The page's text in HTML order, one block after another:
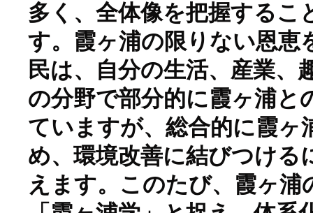
多く、全体像を把握するこ
す。霞ヶ浦の限りない恩恵
民は、自分の生活、産業、
の分野で部分的に霞ヶ浦と
ていますが、総合的に霞ヶ
め、環境改善に結びつける
えます。このたび、霞ヶ浦